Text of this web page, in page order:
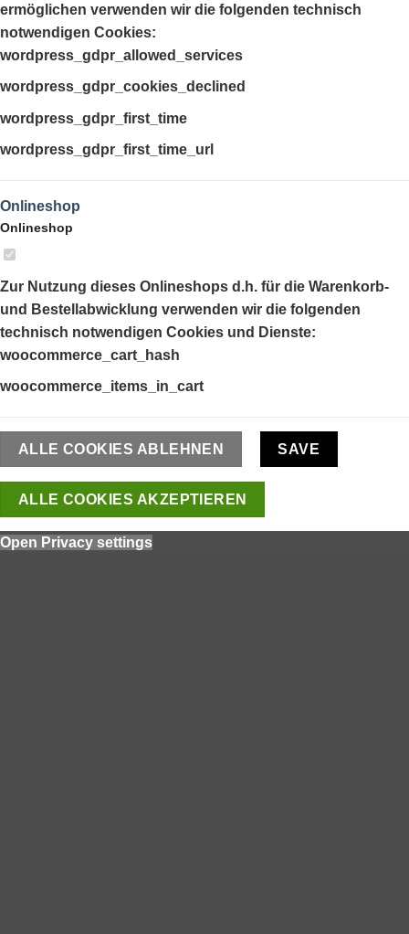
ermöglichen verwenden wir die folgenden technisch
notwendigen Cookies:
wordpress_gdpr_allowed_services
wordpress_gdpr_cookies_declined
wordpress_gdpr_first_time
wordpress_gdpr_first_time_url
Onlineshop
Onlineshop
Zur Nutzung dieses Onlineshops d.h. für die Warenkorb-
und Bestellabwicklung verwenden wir die folgenden
technisch notwendigen Cookies und Dienste:
woocommerce_cart_hash
woocommerce_items_in_cart
ALLE COOKIES ABLEHNEN SAVE
ALLE COOKIES AKZEPTIEREN
Open Privacy settings